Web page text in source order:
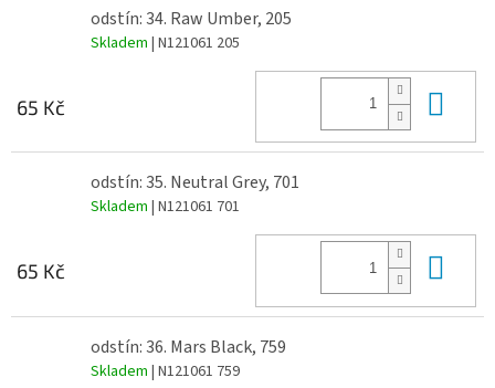
odstín: 34. Raw Umber, 205
Skladem | N121061 205
65 Kč
odstín: 35. Neutral Grey, 701
Skladem | N121061 701
65 Kč
odstín: 36. Mars Black, 759
Skladem | N121061 759